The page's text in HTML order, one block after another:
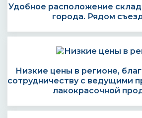
Удобное расположение
города. Рядом
Низкие цены в регионе,
сотрудничеству с ведущими
лакокрасочной